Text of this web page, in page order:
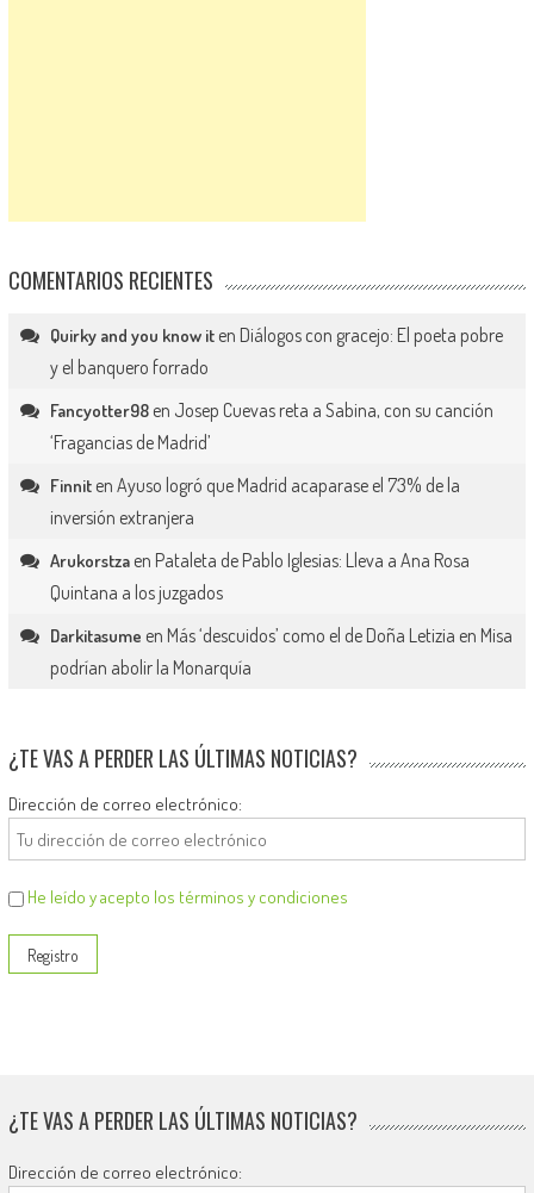
COMENTARIOS RECIENTES
Quirky and you know iten Diálogos con gracejo: El poeta pobre
y el banquero forrado
Fancyotter98en Josep Cuevas reta a Sabina, con su canción
‘Fragancias de Madrid’
Finniten Ayuso logró que Madrid acaparase el 73% de la
inversión extranjera
Arukorstzaen Pataleta de Pablo Iglesias: Lleva a Ana Rosa
Quintana a los juzgados
Darkitasume en Más ‘descuidos’ como el de Doña Letizia en Misa
podrían abolir la Monarquía
¿TE VAS A PERDER LAS ÚLTIMAS NOTICIAS?
Dirección de correo electrónico:
He leído y acepto los términos y condiciones
¿TE VAS A PERDER LAS ÚLTIMAS NOTICIAS?
Dirección de correo electrónico: